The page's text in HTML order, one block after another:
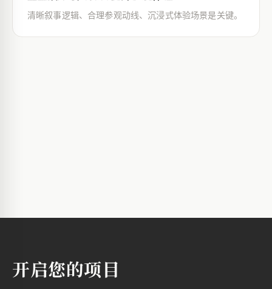
清晰叙事逻辑、合理参观动线、沉浸式体验场景是关键。
开启您的项目